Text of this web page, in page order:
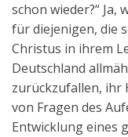
schon wieder?“ Ja,
für diejenigen, die
Christus in ihrem
Deutschland
zurückzufallen, ihr
von Fragen des
Entwicklung eines